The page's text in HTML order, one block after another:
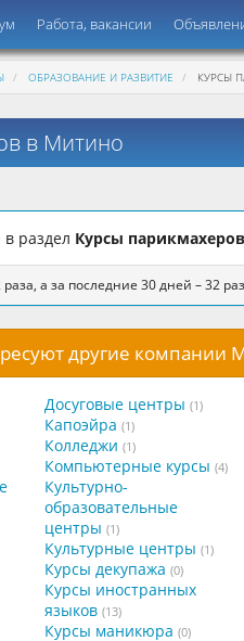
Работа, вакансии
ОБРАЗОВАНИЕ И РАЗВИТИЕ КУРСЫ
в Митино
раздел Курсы парикмахеров
а за последние 30 дней – 32
другие компании
Досуговые центры (1)
Капоэйра (1)
Колледжи (1)
Компьютерные курсы (4)
Культурно-
образовательные
центры (1)
Культурные центры (1)
Курсы декупажа (0)
Курсы иностранных
языков (13)
Курсы маникюра (0)